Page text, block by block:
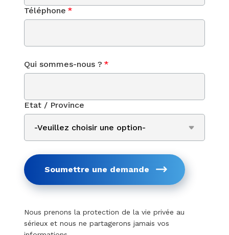
Téléphone *
Qui sommes-nous ? *
Etat / Province
Soumettre une demande
Nous prenons la protection de la vie privée au
sérieux et nous ne partagerons jamais vos